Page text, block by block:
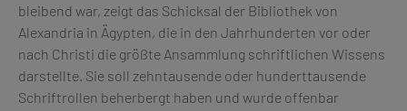
bleibend war, zeigt das Schicksal der Bibliothek von
Alexandria in Ägypten, die in den Jahrhunderten vor oder
nach Christi die größte Ansammlung schriftlichen Wissens
darstellte. Sie soll zehntausende oder hunderttausende
Schriftrollen beherbergt haben und wurde offenbar